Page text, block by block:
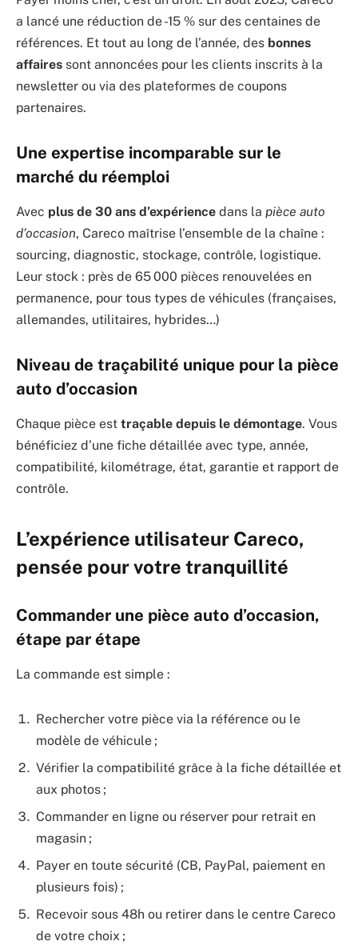
a lancé une réduction de -15 % sur des centaines de
références. Et tout au long de l’année, des bonnes
affaires sont annoncées pour les clients inscrits à la
newsletter ou via des plateformes de coupons
partenaires.
Une expertise incomparable sur le
marché du réemploi
Avec plus de 30 ans d’expérience dans la pièce auto
d’occasion, Careco maîtrise l’ensemble de la chaîne :
sourcing, diagnostic, stockage, contrôle, logistique.
Leur stock : près de 65 000 pièces renouvelées en
permanence, pour tous types de véhicules (françaises,
allemandes, utilitaires, hybrides…)
Niveau de traçabilité unique pour la pièce
auto d’occasion
Chaque pièce est traçable depuis le démontage. Vous
bénéficiez d’une fiche détaillée avec type, année,
compatibilité, kilométrage, état, garantie et rapport de
contrôle.
L’expérience utilisateur Careco,
pensée pour votre tranquillité
Commander une pièce auto d’occasion,
étape par étape
La commande est simple :
Rechercher votre pièce via la référence ou le
modèle de véhicule ;
Vérifier la compatibilité grâce à la fiche détaillée et
aux photos ;
Commander en ligne ou réserver pour retrait en
magasin ;
Payer en toute sécurité (CB, PayPal, paiement en
plusieurs fois) ;
Recevoir sous 48h ou retirer dans le centre Careco
de votre choix ;